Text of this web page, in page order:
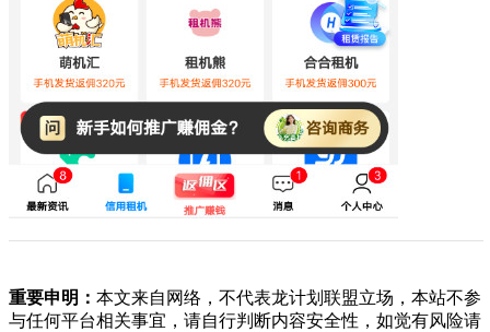
重要申明： 本文来自网络，不代表龙计划联盟立场，本站不参
与任何平台相关事宜，请自行判断内容安全性，如觉有风险请